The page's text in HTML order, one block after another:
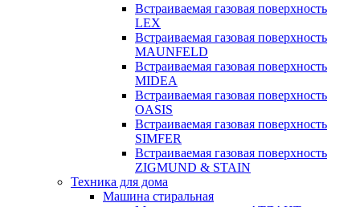
Встраиваемая газовая поверхность
LEX
Встраиваемая газовая поверхность
MAUNFELD
Встраиваемая газовая поверхность
MIDEA
Встраиваемая газовая поверхность
OASIS
Встраиваемая газовая поверхность
SIMFER
Встраиваемая газовая поверхность
ZIGMUND & STAIN
Техника для дома
Машина стиральная